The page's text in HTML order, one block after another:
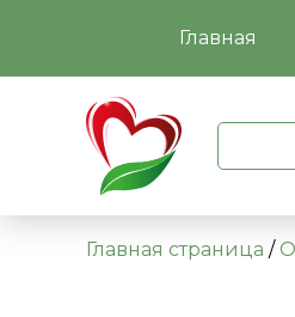
Главная
Главная страница /